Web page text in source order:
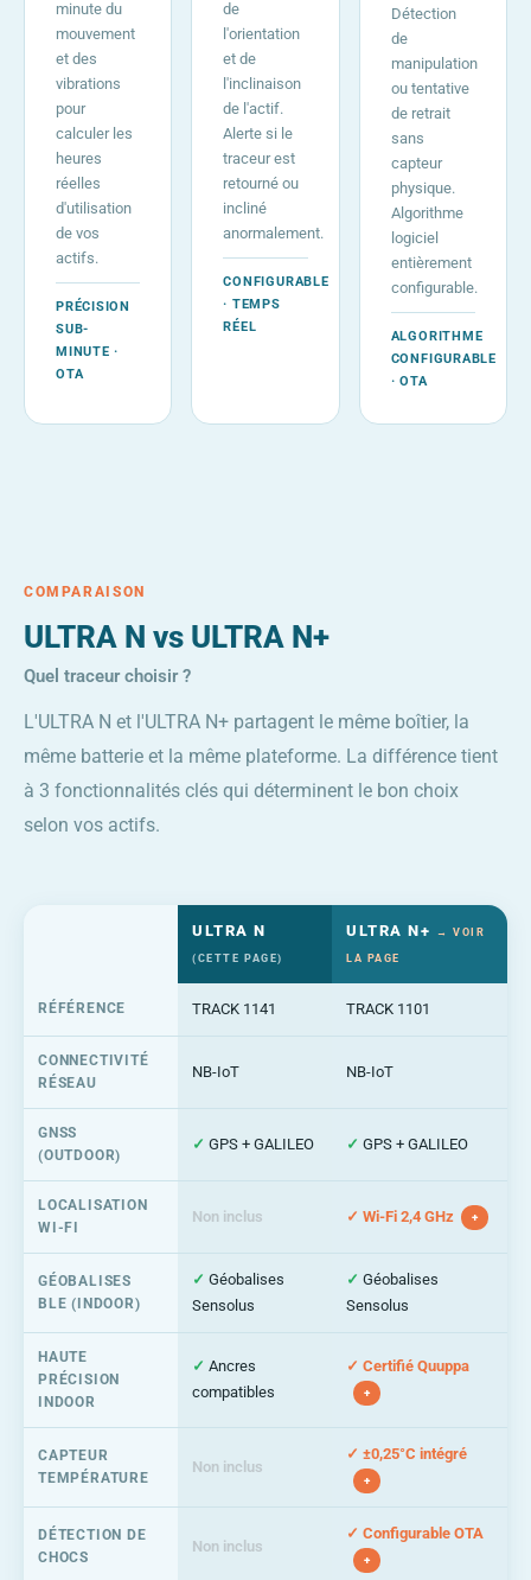
minute du
mouvement
et des
vibrations
pour
calculer les
heures
réelles
d'utilisation
de vos
actifs.
PRÉCISION
SUB-
MINUTE ·
OTA
de
l'orientation
et de
l'inclinaison
de l'actif.
Alerte si le
traceur est
retourné ou
incliné
anormalement.
CONFIGURABLE
· TEMPS
RÉEL
Détection
de
manipulation
ou tentative
de retrait
sans
capteur
physique.
Algorithme
logiciel
entièrement
configurable.
ALGORITHME
CONFIGURABLE
· OTA
COMPARAISON
ULTRA N vs ULTRA N+
Quel traceur choisir ?
L'ULTRA N et l'ULTRA N+ partagent le même boîtier, la
même batterie et la même plateforme. La différence tient
à 3 fonctionnalités clés qui déterminent le bon choix
selon vos actifs.
ULTRA N
(CETTE PAGE)
ULTRA N+
→ VOIR
LA PAGE
RÉFÉRENCE TRACK 1141 TRACK 1101
CONNECTIVITÉ
RÉSEAU
NB-IoT NB-IoT
GNSS
(OUTDOOR)
✓ GPS + GALILEO ✓ GPS + GALILEO
LOCALISATION
WI-FI
Non inclus ✓ Wi-Fi 2,4 GHz +
GÉOBALISES
BLE (INDOOR)
✓ Géobalises
Sensolus
✓ Géobalises
Sensolus
HAUTE
PRÉCISION
INDOOR
✓ Ancres
compatibles
✓ Certifié Quuppa
+
CAPTEUR
TEMPÉRATURE
Non inclus
✓ ±0,25°C intégré
+
DÉTECTION DE
CHOCS
Non inclus
✓ Configurable OTA
+